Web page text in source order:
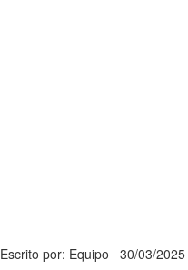
Escrito por: Equipo 30/03/2025